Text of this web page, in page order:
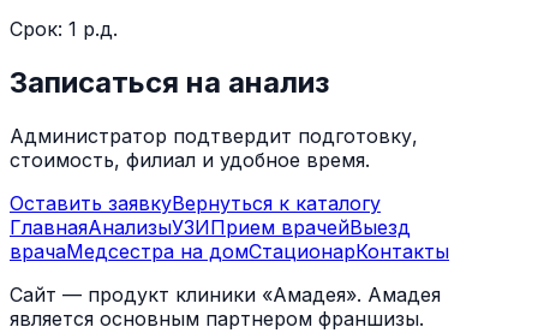
Срок: 1 р.д.
Записаться на анализ
Администратор подтвердит подготовку,
стоимость, филиал и удобное время.
Оставить заявкуВернуться к каталогу
ГлавнаяАнализыУЗИПрием врачейВыезд
врачаМедсестра на домСтационарКонтакты
Сайт — продукт клиники «Амадея». Амадея
является основным партнером франшизы.